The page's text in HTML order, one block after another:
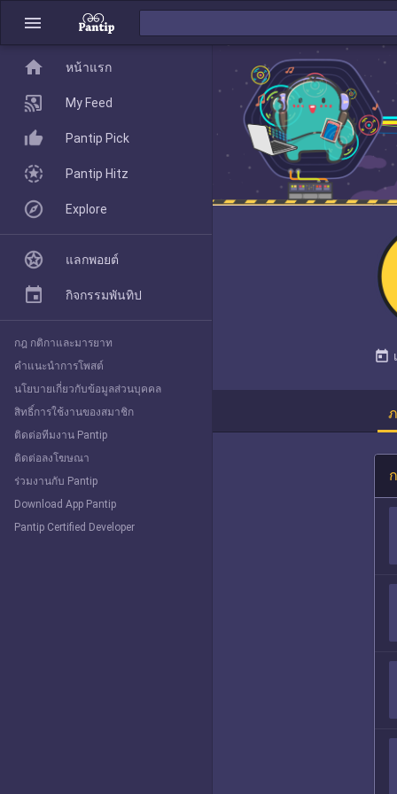
menu
today
home
Pantip Pick
Explore
home หน้าแรก
My Feed
Pantip Pick
Pantip Hitz
Explore
แลกพอยต์
กิจกรรมพันทิป
กฎ กติกาและมารยาท
คำแนะนำการโพสต์
นโยบายเกี่ยวกับข้อมูลส่วนบุคคล
สิทธิ์การใช้งานของสมาชิก
ติดต่อทีมงาน Pantip
ติดต่อลงโฆษณา
ร่วมงานกับ Pantip
Download App Pantip
Pantip Certified Developer